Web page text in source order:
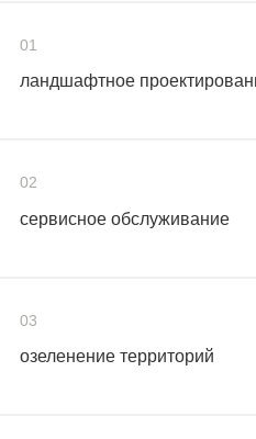
01
ландшафтное
02
сервисное обслуживание
03
озеленение территорий